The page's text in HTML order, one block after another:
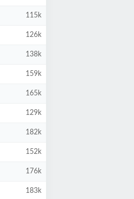
115k
126k
138k
159k
165k
129k
182k
152k
176k
183k